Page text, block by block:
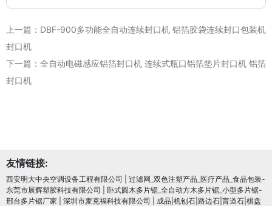
上一篇： DBF-900多功能全自动连续封口机 铝箔胶袋连续封口包装机
封口机
下一篇： 全自动电磁感应铝箔封口机 连续式瓶口铝箔垫片封口机 铝箔
封口机
友情链接:
西安明大中央空调设备工程有限公司
过滤网_双色注塑产品_医疗产品_食品包装-
东莞市展辉塑胶科技有限公司
卧式圆木多片锯_全自动方木多片锯_小型多片锯-
邢台多片锯厂家
深圳市麦克福科技有限公司
成品|机刨石|路边石|盲道石|棋盘